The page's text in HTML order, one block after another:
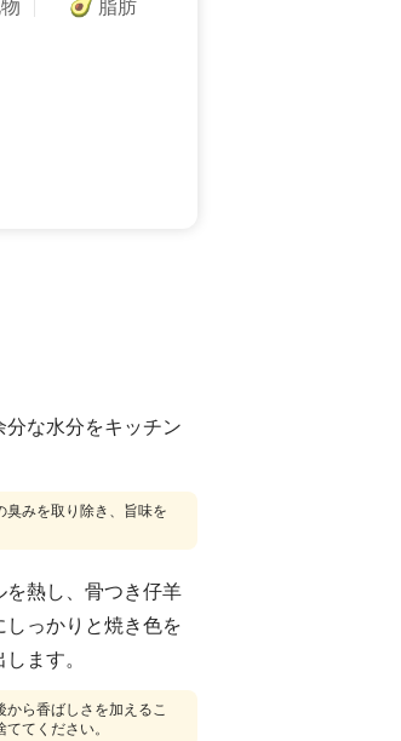
🥑 脂肪
な水分をキッチン
みを取り除き、旨味を
熱し、骨つき仔羊
っかりと焼き色を
ます。
ら香ばしさを加えるこ
てください。